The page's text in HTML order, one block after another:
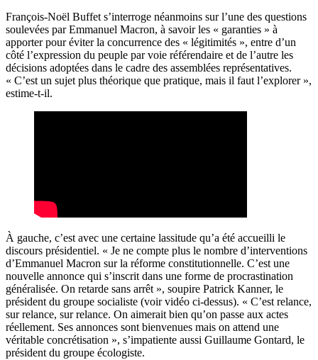
François-Noël Buffet s’interroge néanmoins sur l’une des questions
soulevées par Emmanuel Macron, à savoir les « garanties » à
apporter pour éviter la concurrence des « légitimités », entre d’un
côté l’expression du peuple par voie référendaire et de l’autre les
décisions adoptées dans le cadre des assemblées représentatives.
« C’est un sujet plus théorique que pratique, mais il faut l’explorer »,
estime-t-il.
À gauche, c’est avec une certaine lassitude qu’a été accueilli le
discours présidentiel. « Je ne compte plus le nombre d’interventions
d’Emmanuel Macron sur la réforme constitutionnelle. C’est une
nouvelle annonce qui s’inscrit dans une forme de procrastination
généralisée. On retarde sans arrêt », soupire Patrick Kanner, le
président du groupe socialiste (voir vidéo ci-dessus). « C’est relance,
sur relance, sur relance. On aimerait bien qu’on passe aux actes
réellement. Ses annonces sont bienvenues mais on attend une
véritable concrétisation », s’impatiente aussi Guillaume Gontard, le
président du groupe écologiste.